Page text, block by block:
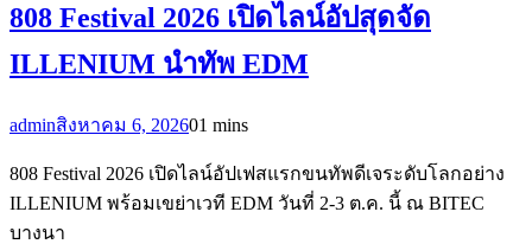
808 Festival 2026 เปิดไลน์อัปสุดจัด
ILLENIUM นำทัพ EDM
adminสิงหาคม 6, 202601 mins
808 Festival 2026 เปิดไลน์อัปเฟสแรกขนทัพดีเจระดับโลกอย่าง
ILLENIUM พร้อมเขย่าเวที EDM วันที่ 2-3 ต.ค. นี้ ณ BITEC
บางนา